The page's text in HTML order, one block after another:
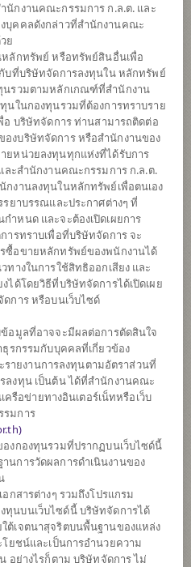
*ตามสกุลเงินของกองทุน
ลสรุป
ดำเนินงาน
รสั่งซื้อขาย
ลดเอกสาร
วันหยุด
นักงานคณะกรรมการ ก.ล.ต. และ
บุคคลดังกล่าวที่สำนักงานคณะ
ย
ลักทรัพย์ หรือทรัพย์สินอื่นเพื่อ
บที่บริษัทจัดการลงทุนใน หลักทรัพย์
รวมตามหลักเกณฑ์ที่สำนักงาน
นในกองทุนรวมที่ต้องการทราบราย
อ บริษัทจัดการ ท่านสามารถติดต่อ
งบริษัทจัดการ หรือสำนักงานของ
หน่วยลงทุนทุกแห่งที่ได้รับการ
ละสำนักงานคณะกรรมการ ก.ล.ต.
งานลงทุนในหลักทรัพย์เพื่อตนเอง
ยาบรรณและประกาศต่างๆ ที่
ำหนด และจะต้องเปิดเผยการ
ารทราบเพื่อที่บริษัทจัดการ จะ
ซื้อขายหลักทรัพย์ของพนักงานได้
างในการใช้สิทธิออกเสียง และ
ได้โดยวิธีที่บริษัทจัดการได้เปิดเผย
การ หรือบนเว็บไซด์
อมูลที่อาจจะมีผลต่อการตัดสินใจ
ธุรกรรมกับบุคคลที่เกี่ยวข้อง
รายงานการลงทุนตามอัตราส่วนที่
ลงทุน เป็นต้น ได้ที่สำนักงานคณะ
ครือข่ายทางอินเตอร์เน็ทหรือเว็บ
รมการ
องกองทุนรวมที่ปรากฏบนเว็บไซด์นี้
นการวัดผลการดำเนินงานของ
กสารต่างๆ รวมถึงโปรแกรม
นบนเว็บไซด์นี้ บริษัทจัดการได้
ต้เจตนาสุจริตบนพื้นฐานของแหล่ง
ยชน์และเป็นการอำนวยความ
อย่างไรก็ตาม บริษัทจัดการ ไม่